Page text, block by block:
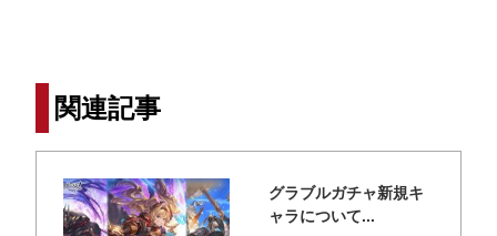
関連記事
グラブルガチャ新規キ
ャラについて...